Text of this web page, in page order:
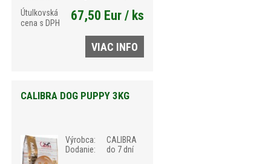
Útulkovská
cena s DPH
67,50 Eur / ks
VIAC INFO
CALIBRA DOG PUPPY 3KG
Výrobca:
CALIBRA
Dodanie:
do 7 dní